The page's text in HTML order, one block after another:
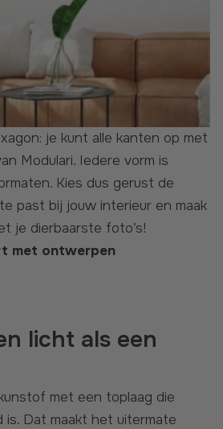
Modulari. Iedere vorm is
Kies dus gerust de
past bij jouw interieur en maak
je dierbaarste foto’s!
met ontwerpen
licht als een
is. Dat maakt het uitermate